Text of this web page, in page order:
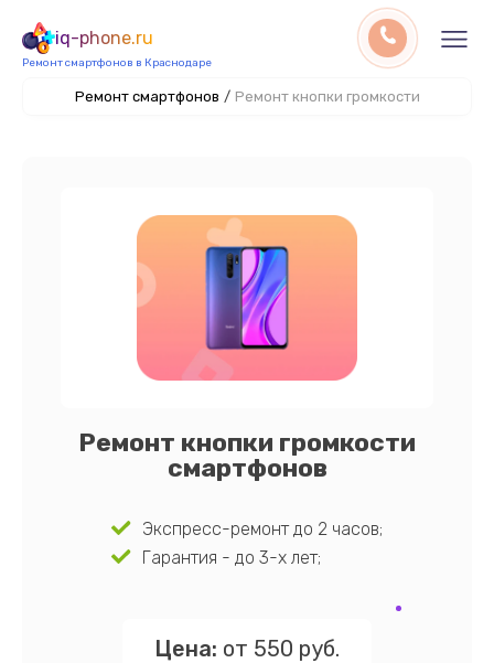
iq-phone.ru
Ремонт смартфонов в Краснодаре
Ремонт смартфонов / Ремонт кнопки громкости
Ремонт кнопки громкости
смартфонов
Экспресс-ремонт до 2 часов;
Гарантия - до 3-х лет;
Цена: от 550 руб.